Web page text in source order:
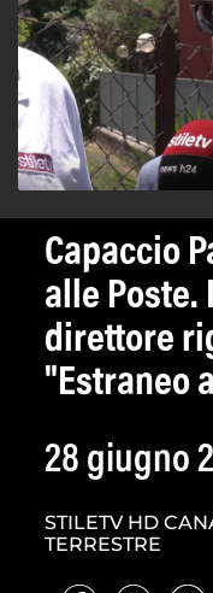
Capaccio
alle Poste.
direttore
"Estraneo
28 giugno
STILETV HD
TERRESTRE